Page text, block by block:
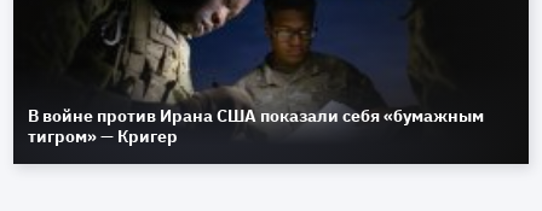
В войне против Ирана США показали себя «бумажным
тигром» — Кригер